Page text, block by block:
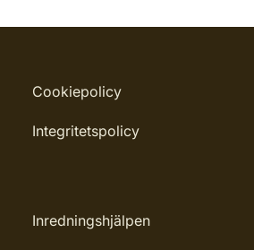
Cookiepolicy
Integritetspolicy
Inredningshjälpen